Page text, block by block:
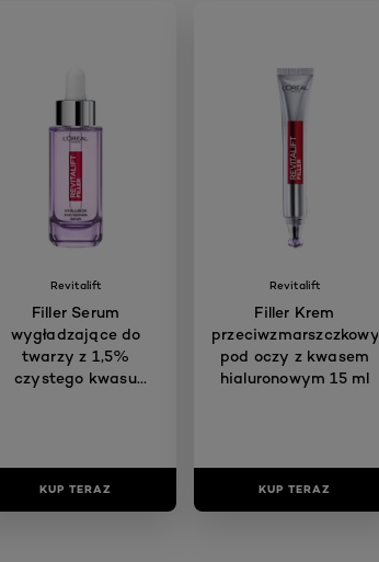
Revitalift
Filler Serum
wygładzające do
twarzy z 1,5%
czystego kwasu
KUP TERAZ
Revitalift
Filler Krem
przeciwzmarszczkowy
pod oczy z kwasem
hialuronowym 15 ml
KUP TERAZ